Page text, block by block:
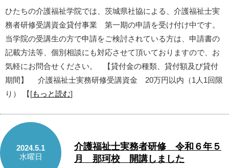
ひたちの介護福祉学院では、茨城県社協による、介護福祉士実
務者研修受講資金貸付事業 第一期の申請を受け付け中です。
当学院の受講生の方で申請をご検討されている方は、申請書の
記載方法等、個別相談にも対応させて頂いておりますので、お
気軽にお問合せください。 【貸付金の種類、貸付額及び貸付
期間】 介護福祉士実務研修受講資金 20万円以内（1人1回限
り） 【[もっと読む]
2024.5.1
水曜日
介護福祉士実務者研修 令和６年５
月 那珂校 開講しました